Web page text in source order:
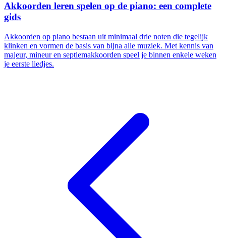
Akkoorden leren spelen op de piano: een complete
gids
Akkoorden op piano bestaan uit minimaal drie noten die tegelijk
klinken en vormen de basis van bijna alle muziek. Met kennis van
majeur, mineur en septiemakkoorden speel je binnen enkele weken
je eerste liedjes.